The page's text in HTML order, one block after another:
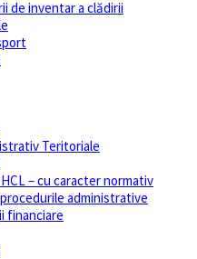
de inventar a clădirii
Teritoriale
– cu caracter normativ
administrative
financiare